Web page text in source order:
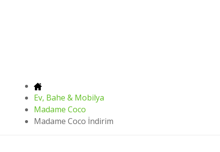
Ev, Bahe & Mobilya
Madame Coco
Madame Coco İndirim